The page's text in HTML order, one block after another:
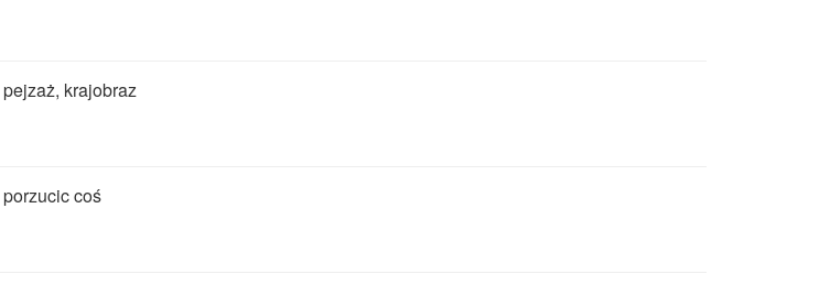
pejzaż, krajobraz
porzucic coś